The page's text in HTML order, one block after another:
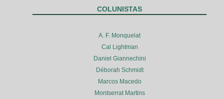
COLUNISTAS
A. F. Monquelat
Cal Lightman
Daniel Giannechini
Déborah Schmidt
Marcos Macedo
Montserrat Martins